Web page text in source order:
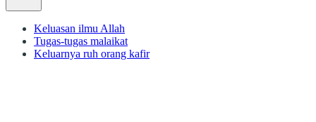
Keluasan ilmu Allah
Tugas-tugas malaikat
Keluarnya ruh orang kafir